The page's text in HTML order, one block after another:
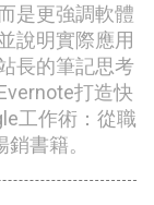
是更強調軟體
說明實際應用
長的筆記思考
打造快
工作術：從職
書籍。